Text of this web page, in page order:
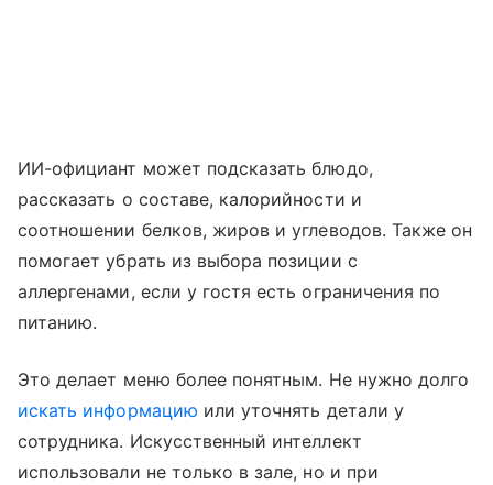
ИИ-официант может подсказать блюдо,
рассказать о составе, калорийности и
соотношении белков, жиров и углеводов. Также он
помогает убрать из выбора позиции с
аллергенами, если у гостя есть ограничения по
питанию.
Это делает меню более понятным. Не нужно долго
искать информацию или уточнять детали у
сотрудника. Искусственный интеллект
использовали не только в зале, но и при